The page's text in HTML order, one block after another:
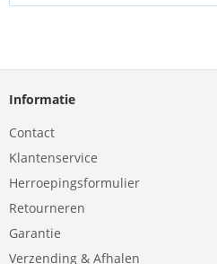
Informatie
Contact
Klantenservice
Herroepingsformulier
Retourneren
Garantie
Verzending & Afhalen